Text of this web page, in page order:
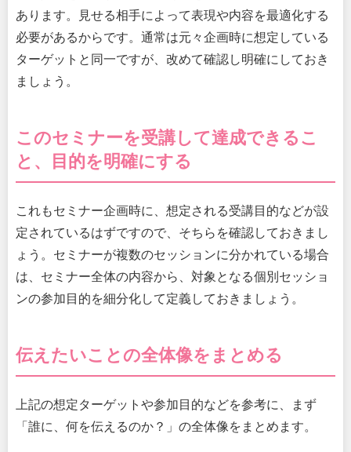
あります。見せる相手によって表現や内容を最適化する
必要があるからです。通常は元々企画時に想定している
ターゲットと同一ですが、改めて確認し明確にしておき
ましょう。
このセミナーを受講して達成できるこ
と、目的を明確にする
これもセミナー企画時に、想定される受講目的などが設
定されているはずですので、そちらを確認しておきまし
ょう。セミナーが複数のセッションに分かれている場合
は、セミナー全体の内容から、対象となる個別セッショ
ンの参加目的を細分化して定義しておきましょう。
伝えたいことの全体像をまとめる
上記の想定ターゲットや参加目的などを参考に、まず
「誰に、何を伝えるのか？」の全体像をまとめます。